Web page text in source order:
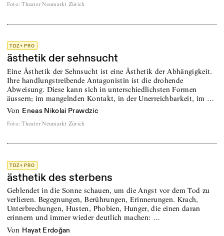
Foto: Theater Neumarkt Zürich
TDZ+ PRO
ästhetik der sehnsucht
Eine Ästhetik der Sehnsucht ist eine Ästhetik der Abhängigkeit.
Ihre handlungstreibende Antagonistin ist die drohende
Abweisung. Diese kann sich in unterschiedlichsten Formen
äussern; im mangelnden Kontakt, in der Unerreichbarkeit, im …
von Eneas Nikolai Prawdzic
Foto: Theater Neumarkt Zürich
TDZ+ PRO
ästhetik des sterbens
Geblendet in die Sonne schauen, um die Angst vor dem Tod zu
verlieren. Begegnungen, Berührungen, Erinnerungen. Krach,
Unterbrechungen, Husten, Phobien, Hunger, die einen daran
erinnern und immer wieder deutlich machen: …
von Hayat Erdoğan